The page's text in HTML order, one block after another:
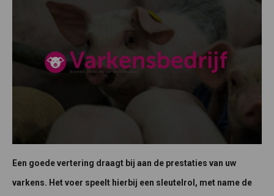
Een goede vertering draagt bij aan de prestaties van uw
varkens. Het voer speelt hierbij een sleutelrol, met name de